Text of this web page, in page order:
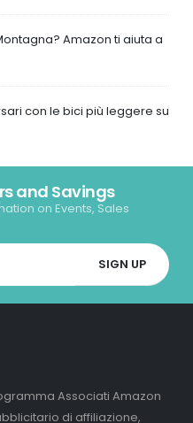
Amazon ti aiuta a
con le bici più leggere su
and Savings
on Events, Sales
Associati Amazon
di affiliazione,